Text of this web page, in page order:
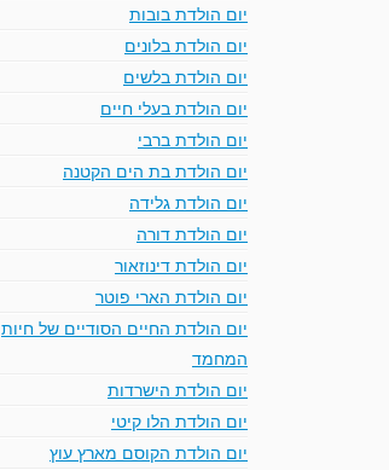
יום הולדת בובות
יום הולדת בלונים
יום הולדת בלשים
יום הולדת בעלי חיים
יום הולדת ברבי
יום הולדת בת הים הקטנה
יום הולדת גלידה
יום הולדת דורה
יום הולדת דינוזאור
יום הולדת הארי פוטר
יום הולדת החיים הסודיים של חיות
המחמד
יום הולדת הישרדות
יום הולדת הלו קיטי
יום הולדת הקוסם מארץ עוץ